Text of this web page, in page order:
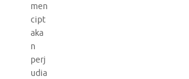
men
cipt
aka
n
perj
udia